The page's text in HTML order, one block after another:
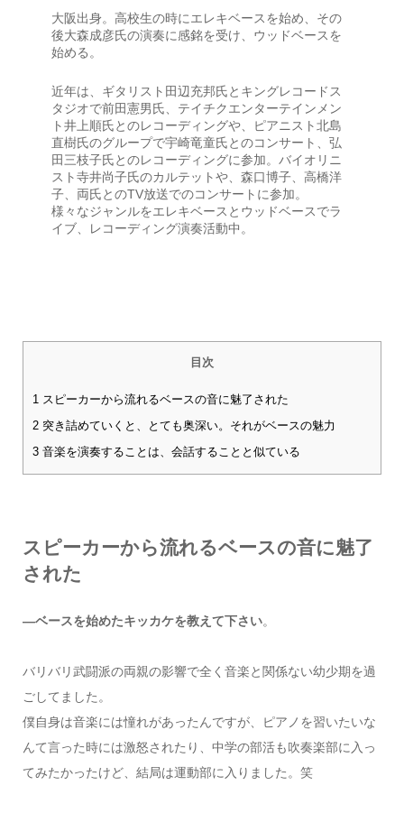
大阪出身。高校生の時にエレキベースを始め、その
後大森成彦氏の演奏に感銘を受け、ウッドベースを
始める。
近年は、ギタリスト田辺充邦氏とキングレコードス
タジオで前田憲男氏、テイチクエンターテインメン
ト井上順氏とのレコーディングや、ピアニスト北島
直樹氏のグループで宇崎竜童氏とのコンサート、弘
田三枝子氏とのレコーディングに参加。バイオリニ
スト寺井尚子氏のカルテットや、森口博子、高橋洋
子、両氏とのTV放送でのコンサートに参加。
様々なジャンルをエレキベースとウッドベースでラ
イブ、レコーディング演奏活動中。
目次
1 スピーカーから流れるベースの音に魅了された
2 突き詰めていくと、とても奥深い。それがベースの魅力
3 音楽を演奏することは、会話することと似ている
スピーカーから流れるベースの音に魅了
された
―ベースを始めたキッカケを教えて下さい。
バリバリ武闘派の両親の影響で全く音楽と関係ない幼少期を過
ごしてました。
僕自身は音楽には憧れがあったんですが、ピアノを習いたいな
んて言った時には激怒されたり、中学の部活も吹奏楽部に入っ
てみたかったけど、結局は運動部に入りました。笑